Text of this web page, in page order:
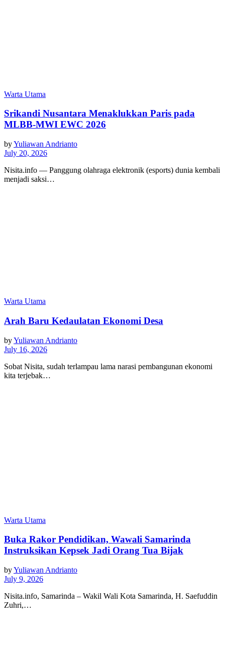
Warta Utama
Srikandi Nusantara Menaklukkan Paris pada
MLBB-MWI EWC 2026
byYuliawan Andrianto
July 20, 2026
Nisita.info — Panggung olahraga elektronik (esports) dunia kembali
menjadi saksi…
Warta Utama
Arah Baru Kedaulatan Ekonomi Desa
byYuliawan Andrianto
July 16, 2026
Sobat Nisita, sudah terlampau lama narasi pembangunan ekonomi
kita terjebak…
Warta Utama
Buka Rakor Pendidikan, Wawali Samarinda
Instruksikan Kepsek Jadi Orang Tua Bijak
byYuliawan Andrianto
July 9, 2026
Nisita.info, Samarinda – Wakil Wali Kota Samarinda, H. Saefuddin
Zuhri,…